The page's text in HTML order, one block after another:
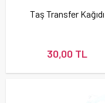
Taş Transfer Kağıdı
30,00 TL